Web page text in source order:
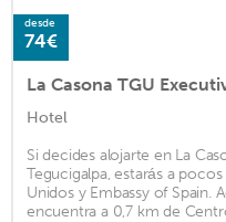
desde
74€
La Casona TGU
Hotel
Si decides alojarte en La
Tegucigalpa, estarás a
Unidos y Embassy of Spain.
encuentra a 0,7 km de